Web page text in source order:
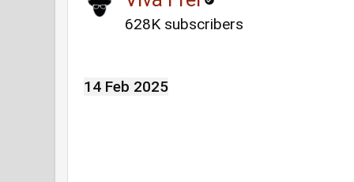
628K subscribers
14 Feb 2025